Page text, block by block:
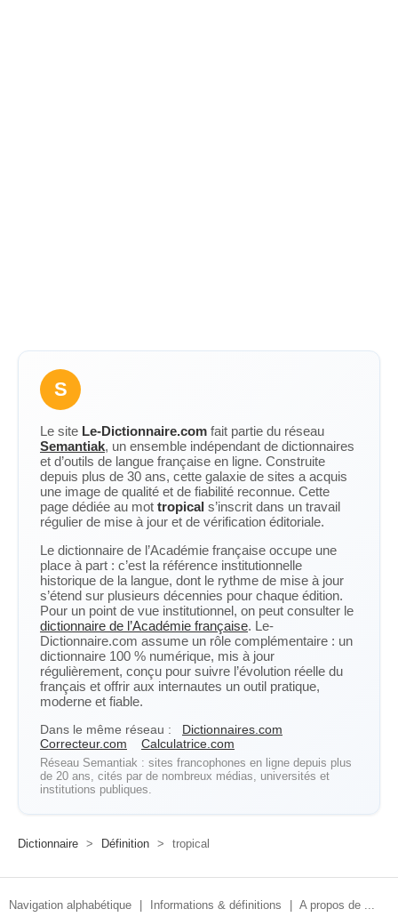
S
Le site Le-Dictionnaire.com fait partie du réseau
Semantiak, un ensemble indépendant de dictionnaires
et d’outils de langue française en ligne. Construite
depuis plus de 30 ans, cette galaxie de sites a acquis
une image de qualité et de fiabilité reconnue. Cette
page dédiée au mot tropical s’inscrit dans un travail
régulier de mise à jour et de vérification éditoriale.
Le dictionnaire de l’Académie française occupe une
place à part : c’est la référence institutionnelle
historique de la langue, dont le rythme de mise à jour
s’étend sur plusieurs décennies pour chaque édition.
Pour un point de vue institutionnel, on peut consulter le
dictionnaire de l’Académie française. Le-
Dictionnaire.com assume un rôle complémentaire : un
dictionnaire 100 % numérique, mis à jour
régulièrement, conçu pour suivre l’évolution réelle du
français et offrir aux internautes un outil pratique,
moderne et fiable.
Dans le même réseau :
Dictionnaires.com
Correcteur.com
Calculatrice.com
Réseau Semantiak : sites francophones en ligne depuis plus
de 20 ans, cités par de nombreux médias, universités et
institutions publiques.
Dictionnaire > Définition > tropical
Navigation alphabétique Informations & définitions A propos de ...